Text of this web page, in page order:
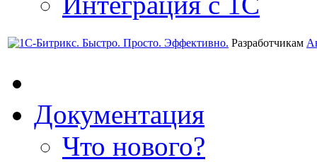
Разработчикам
Документация
Что нового?